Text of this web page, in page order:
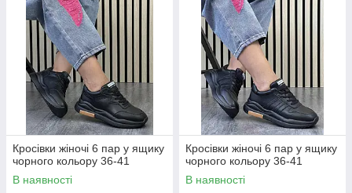
Кросівки жіночі 6 пар у ящику
чорного кольору 36-41
В наявності
Кросівки жіночі 6 пар у ящику
чорного кольору 36-41
В наявності